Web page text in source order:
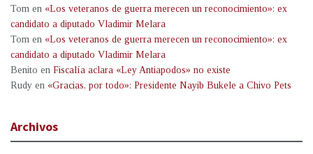
Tom en «Los veteranos de guerra merecen un reconocimiento»: ex
candidato a diputado Vladimir Melara
Tom en «Los veteranos de guerra merecen un reconocimiento»: ex
candidato a diputado Vladimir Melara
Benito en Fiscalía aclara «Ley Antiapodos» no existe
Rudy en «Gracias, por todo»: Presidente Nayib Bukele a Chivo Pets
Archivos